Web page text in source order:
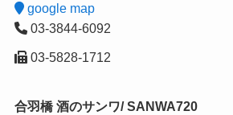
google map
03-3844-6092
03-5828-1712
合羽橋 酒のサンワ/ SANWA720